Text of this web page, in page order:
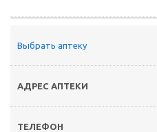
Выбрать аптеку